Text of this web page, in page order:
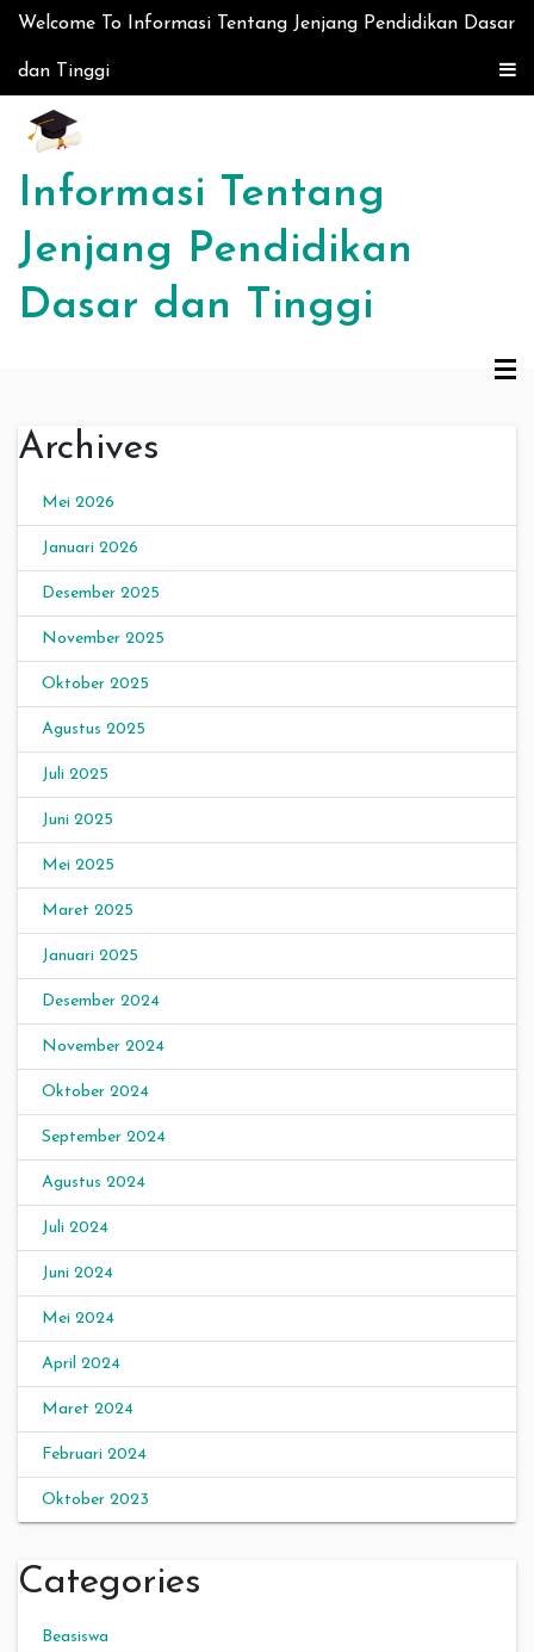
Skip to content
Welcome To Informasi Tentang Jenjang Pendidikan Dasar
dan Tinggi
Informasi Tentang
Jenjang Pendidikan
Dasar dan Tinggi
Archives
Mei 2026
Januari 2026
Desember 2025
November 2025
Oktober 2025
Agustus 2025
Juli 2025
Juni 2025
Mei 2025
Maret 2025
Januari 2025
Desember 2024
November 2024
Oktober 2024
September 2024
Agustus 2024
Juli 2024
Juni 2024
Mei 2024
April 2024
Maret 2024
Februari 2024
Oktober 2023
Categories
Beasiswa